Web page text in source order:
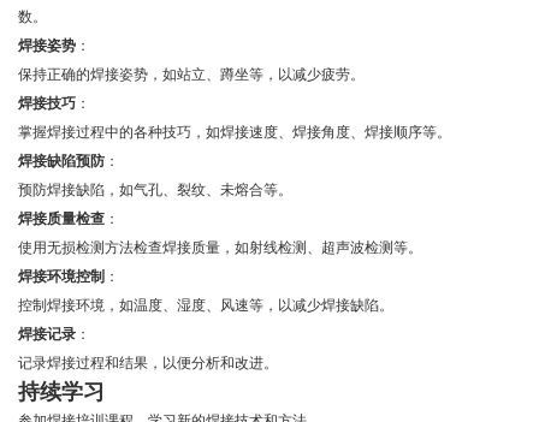
数。
焊接姿势 ：
保持正确的焊接姿势，如站立、蹲坐等，以减少疲劳。
焊接技巧 ：
掌握焊接过程中的各种技巧，如焊接速度、焊接角度、焊接顺序等。
焊接缺陷预防 ：
预防焊接缺陷，如气孔、裂纹、未熔合等。
焊接质量检查 ：
使用无损检测方法检查焊接质量，如射线检测、超声波检测等。
焊接环境控制 ：
控制焊接环境，如温度、湿度、风速等，以减少焊接缺陷。
焊接记录 ：
记录焊接过程和结果，以便分析和改进。
持续学习